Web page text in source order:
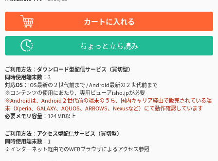
カートに入れる
ちょっと立ち読み
ご利用方法
ダウンロード型配信サービス（買切型）
同時使用端末数
3
対応OS
iOS最新の２世代前まで / Android最新の２世代前まで
※コンテンツの使用にあたり、専用ビューアisho.jpが必要
※Androidは、Android２世代前の端末のうち、国内キャリア経由で販売されている端
末（Xperia、GALAXY、AQUOS、ARROWS、Nexusなど）にて動作確認しています
必要メモリ容量
124 MB以上
ご利用方法
アクセス型配信サービス（買切型）
同時使用端末数
1
※インターネット経由でのWEBブラウザによるアクセス参照